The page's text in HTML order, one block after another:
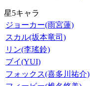
星5キャラ
ジョーカー(雨宮蓮)
スカル(坂本竜司)
リン(李瑤鈴)
ブイ(YUI)
フォックス(喜多川祐介)